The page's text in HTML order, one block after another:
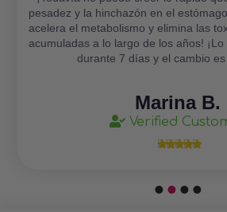
pesadez y la hinchazón en el
acelera el metabolismo y elimina las
acumuladas a lo largo de los años!
durante 7 días y el cambio es
Marina B.
Verified
    